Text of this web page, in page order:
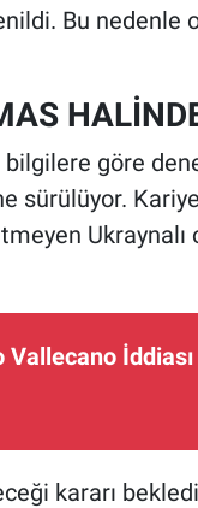
Bu nedenle
göre
sürülüyor.
Ukraynalı
İddiası
kararı